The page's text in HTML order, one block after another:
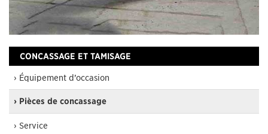
CONCASSAGE ET TAMISAGE
› Équipement d’occasion
› Pièces de concassage
› Service